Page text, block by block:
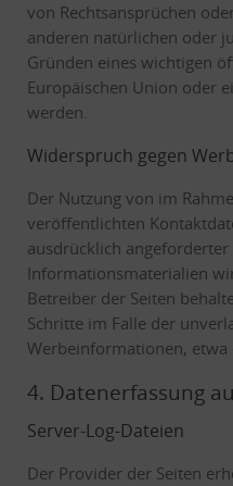
von Rechtsansprüchen
anderen natürlichen oder
Gründen eines wichtigen
Europäischen Union oder
werden.
Widerspruch gegen
Der Nutzung von im
veröffentlichten
ausdrücklich
Informationsmaterialien
Betreiber der Seiten
Schritte im Falle der
Werbeinformationen, etwa
4. Datenerfassung
Server-Log-Dateien
Der Provider der Seiten